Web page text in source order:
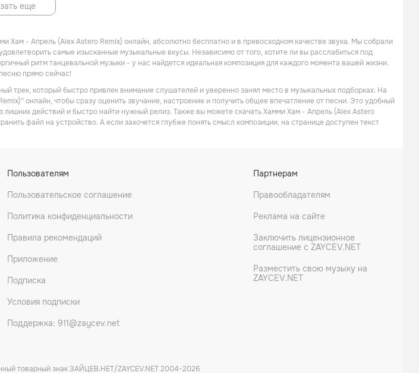
еще
Хам - Апрель (Alex Astero Remix) онлайн, абсолютно бесплатно и в превосходном качестве звука. Мы собрали
самые изысканные музыкальные вкусы. Независимо от того, хотите ли вы расслабиться под
ритм танцевальной музыки - у нас найдется идеальная композиция для каждого момента вашей жизни.
прямо сейчас!
трек, который быстро привлек внимание слушателей и уверенно занял место в музыкальных подборках. На
онлайн, чтобы сразу оценить звучание, настроение и получить общее впечатление от песни. Это удобный
лишних действий и быстро найти нужный релиз. Также вы можете скачать Хамми Хам - Апрель (Alex Astero
файл на устройство. А если захочется глубже понять смысл композиции, на странице доступен текст
Пользователям
Пользовательское соглашение
Политика конфиденциальности
Правила рекомендаций
Приложение
Подписка
Условия подписки
Поддержка: 911@zaycev.net
Партнерам
Правообладателям
Реклама на сайте
Заключить лицензионное
соглашение с ZAYCEV.NET
Разместить свою музыку на
ZAYCEV.NET
товарный знак ЗАЙЦЕВ.НЕТ/ZAYCEV.NET 2004-2026